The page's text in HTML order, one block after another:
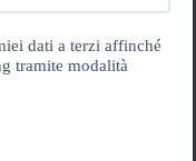
dati a terzi affinché
tramite modalità